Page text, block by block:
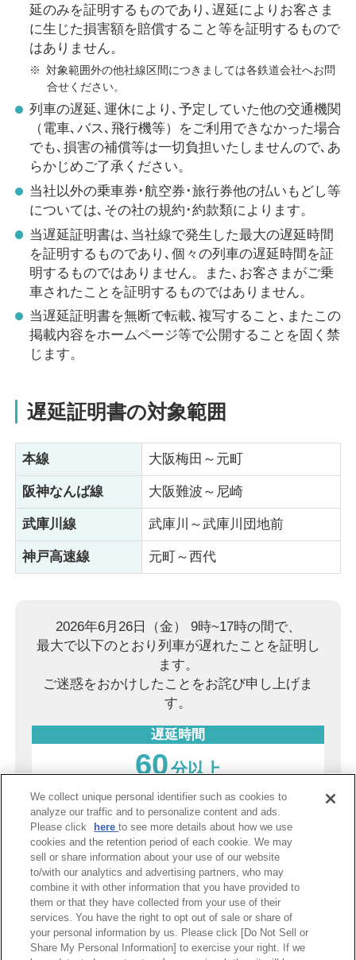
延のみを証明するものであり､遅延によりお客さま
に生じた損害額を賠償すること等を証明するもので
はありません。
※ 対象範囲外の他社線区間につきましては各鉄道会社へお問
合せください。
列車の遅延､運休により､予定していた他の交通機関
（電車､バス､飛行機等）をご利用できなかった場合
でも､損害の補償等は一切負担いたしませんので､あ
らかじめご了承ください。
当社以外の乗車券･航空券･旅行券他の払いもどし等
については､その社の規約･約款類によります。
当遅延証明書は､当社線で発生した最大の遅延時間
を証明するものであり､個々の列車の遅延時間を証
明するものではありません。また､お客さまがご乗
車されたことを証明するものではありません。
当遅延証明書を無断で転載､複写すること､またこの
掲載内容をホームページ等で公開することを固く禁
じます。
遅延証明書の対象範囲
本線 大阪梅田～元町
阪神なんば線 大阪難波～尼崎
武庫川線 武庫川～武庫川団地前
神戸高速線 元町～西代
2026年6月26日（金） 9時~17時の間で、
最大で以下のとおり列車が遅れたことを証明し
ます。
ご迷惑をおかけしたことをお詫び申し上げま
す。
遅延時間
60分以上
2026年8月7日（金）
阪神電気鉄道株式会社
PDF表示
We collect unique personal identifier such as cookies to
analyze our traffic and to personalize content and ads.
Please click
hereto see more details about how we use
cookies and the retention period of each cookie. We may
sell or share information about your use of our website
to/with our analytics and advertising partners, who may
combine it with other information that you have provided to
them or that they have collected from your use of their
services. You have the right to opt out of sale or share of
your personal information by us. Please click [Do Not Sell or
Share My Personal Information] to exercise your right. If we